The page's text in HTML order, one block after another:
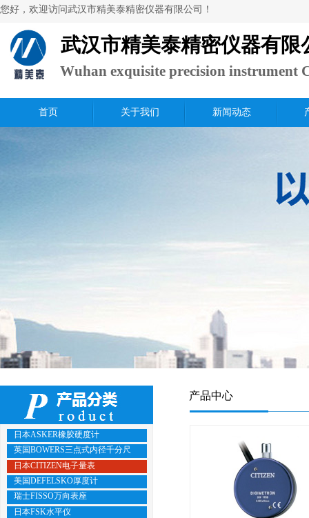
​您好，欢迎访问武汉市精美泰精密仪器有限公司！
武汉市精美泰精密仪器有限
Wuhan exquisite precision instrument
Ltd.
首页 关于我们 新闻动态
产品中心
日本ASKER橡胶硬度计
英国BOWERS三点式内径千分尺
日本CITIZEN电子量表
美国DEFELSKO厚度计
瑞士FISSO万向表座
日本FSK水平仪